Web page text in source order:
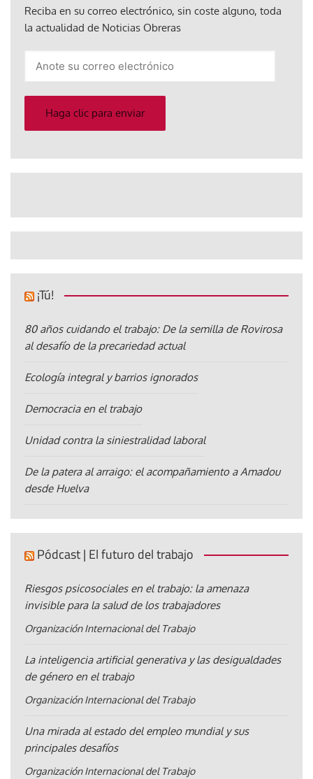
Reciba en su correo electrónico, sin coste alguno, toda
la actualidad de Noticias Obreras
electrónico
Haga clic para enviar
¡Tú!
80 años cuidando el trabajo: De la semilla de Rovirosa
al desafío de la precariedad actual
Ecología integral y barrios ignorados
Democracia en el trabajo
Unidad contra la siniestralidad laboral
De la patera al arraigo: el acompañamiento a Amadou
desde Huelva
Pódcast | El futuro del trabajo
Riesgos psicosociales en el trabajo: la amenaza
invisible para la salud de los trabajadores
Organización Internacional del Trabajo
La inteligencia artificial generativa y las desigualdades
de género en el trabajo
Organización Internacional del Trabajo
Una mirada al estado del empleo mundial y sus
principales desafíos
Organización Internacional del Trabajo